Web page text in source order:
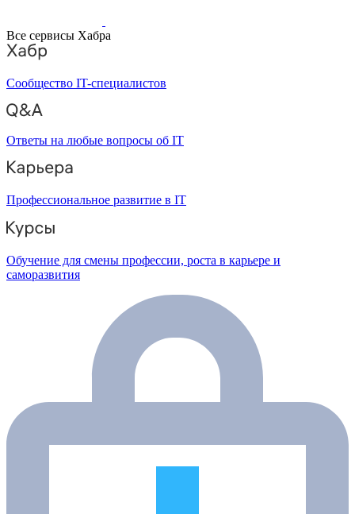
Все сервисы Хабра
Сообщество IT-специалистов
Ответы на любые вопросы об IT
Профессиональное развитие в IT
Обучение для смены профессии, роста в карьере и
саморазвития